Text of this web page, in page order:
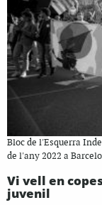
Bloc de l'Esquerra
de l'any 2022 a
Vi vell en
juvenil